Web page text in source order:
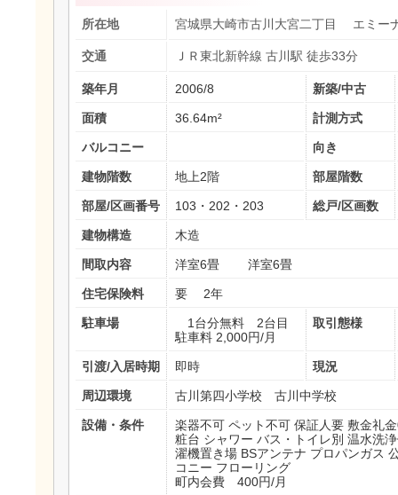
所在地 宮城県大崎市古川大宮二丁目 エミー
交通 ＪＲ東北新幹線 古川駅 徒歩33分
築年月 2006/8 新築/中古
面積 36.64m² 計測方式
バルコニー 向き
建物階数 地上2階 部屋階数
部屋/区画番号 103・202・203 総戸/区画数
建物構造 木造
間取内容 洋室6畳 洋室6畳
住宅保険料 要 2年
駐車場
1台分無料 2台目
駐車料 2,000円/月
取引態様
引渡/入居時期 即時 現況
周辺環境 古川第四小学校 古川中学校
設備・条件 楽器不可 ペット不可 保証人要 敷金礼
粧台 シャワー バス・トイレ別 温水洗
濯機置き場 BSアンテナ プロパンガス
コニー フローリング
町内会費 400円/月